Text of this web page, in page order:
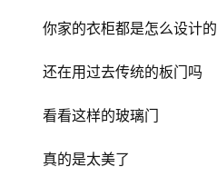
你家的衣柜都是怎么设计的
还在用过去传统的板门吗
看看这样的玻璃门
真的是太美了